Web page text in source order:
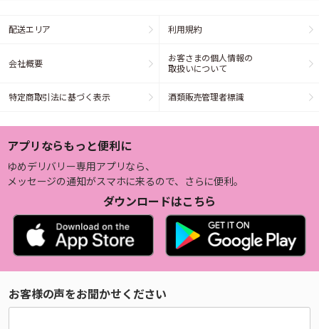
配送エリア 利用規約
会社概要
お客さまの個人情報の
取扱いについて
特定商取引法に基づく表示 酒類販売管理者標識
アプリならもっと便利に
ゆめデリバリー専用アプリなら、
メッセージの通知がスマホに来るので、さらに便利。
ダウンロードはこちら
お客様の声をお聞かせください